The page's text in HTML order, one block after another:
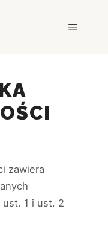
zawiera
1 i ust. 2